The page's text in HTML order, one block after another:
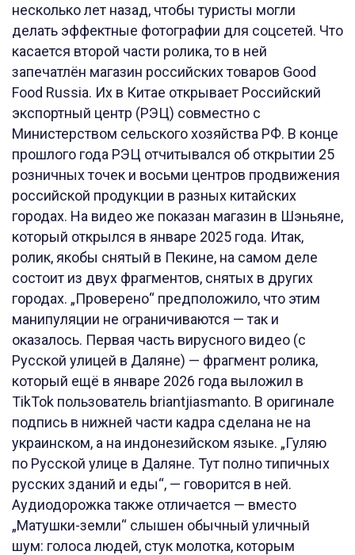
несколько лет назад, чтобы туристы могли
делать эффектные фотографии для соцсетей. Что
касается второй части ролика, то в ней
запечатлён магазин российских товаров Good
Food Russia. Их в Китае открывает Российский
экспортный центр (РЭЦ) совместно с
Министерством сельского хозяйства РФ. В конце
прошлого года РЭЦ отчитывался об открытии 25
розничных точек и восьми центров продвижения
российской продукции в разных китайских
городах. На видео же показан магазин в Шэньяне,
который открылся в январе 2025 года. Итак,
ролик, якобы снятый в Пекине, на самом деле
состоит из двух фрагментов, снятых в других
городах. „Проверено“ предположило, что этим
манипуляции не ограничиваются — так и
оказалось. Первая часть вирусного видео (с
Русской улицей в Даляне) — фрагмент ролика,
который ещё в январе 2026 года выложил в
TikTok пользователь briantjiasmanto. В оригинале
подпись в нижней части кадра сделана не на
украинском, а на индонезийском языке. „Гуляю
по Русской улице в Даляне. Тут полно типичных
русских зданий и еды“, — говорится в ней.
Аудиодорожка также отличается — вместо
„Матушки-земли“ слышен обычный уличный
шум: голоса людей, стук молотка, которым